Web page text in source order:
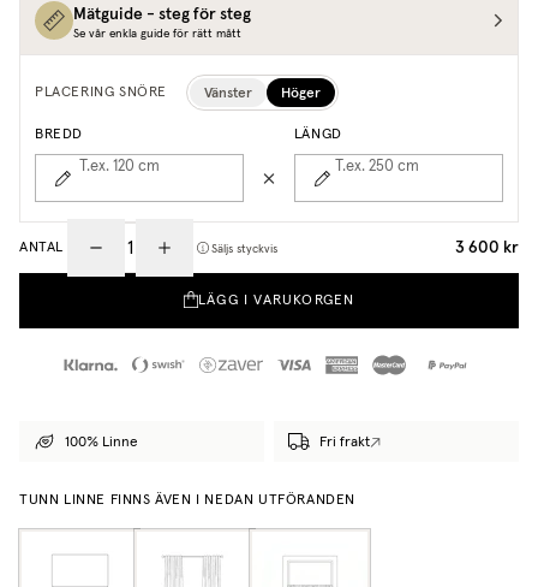
Mätguide - steg för steg
Se vår enkla guide för rätt mått
PLACERING SNÖRE Vänster Höger
BREDD
T.ex. 120 cm
LÄNGD
T.ex. 250 cm
ANTAL Säljs styckvis 3 600 kr
LÄGG I VARUKORGEN
100% Linne Fri frakt
TUNN LINNE FINNS ÄVEN I NEDAN UTFÖRANDEN